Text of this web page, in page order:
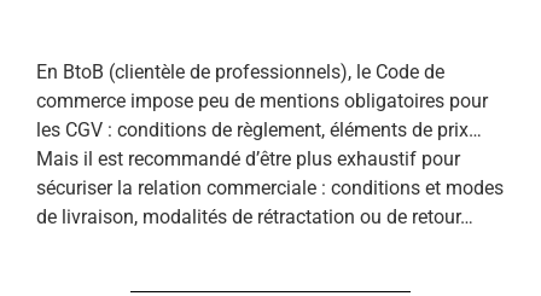
En BtoB (clientèle de professionnels), le Code de
commerce impose peu de mentions obligatoires pour
les CGV : conditions de règlement, éléments de prix…
Mais il est recommandé d’être plus exhaustif pour
sécuriser la relation commerciale : conditions et modes
de livraison, modalités de rétractation ou de retour…